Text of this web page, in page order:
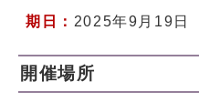
期日： 2025年9月19日
開催場所